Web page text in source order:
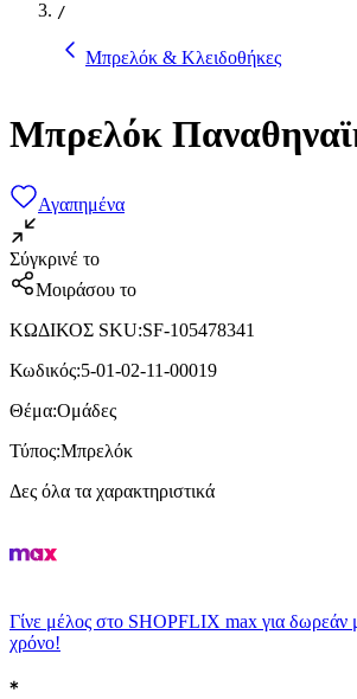
/
Μπρελόκ & Κλειδοθήκες
Μπρελόκ
Αγαπημένα
Σύγκρινέ το
Μοιράσου το
ΚΩΔΙΚΟΣ SKU:SF-105478341
Κωδικός:5-01-02-11-00019
Θέμα:Ομάδες
Τύπος:Μπρελόκ
Δες όλα τα χαρακτηριστικά
Γίνε μέλος στο SHOPFLIX max για δωρεάν
χρόνο!